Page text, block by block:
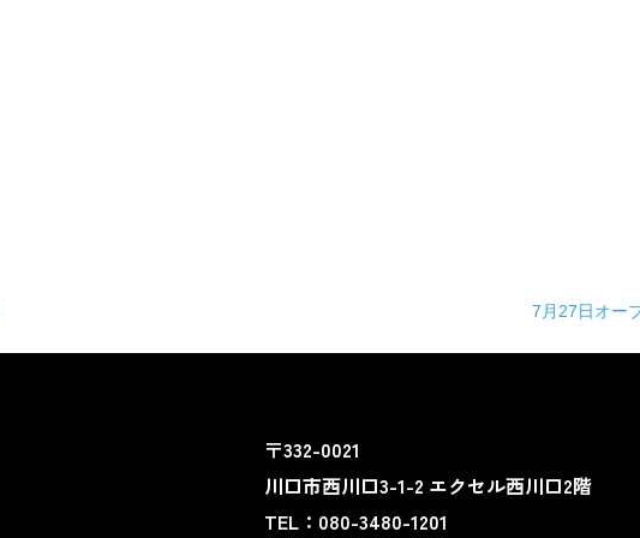
7月27日オー
〒332-0021
川口市西川口3-1-2 エクセル西川口2階
TEL：080-3480-1201